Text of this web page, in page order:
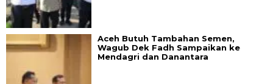
Aceh Butuh Tambahan Semen,
Wagub Dek Fadh Sampaikan ke
Mendagri dan Danantara